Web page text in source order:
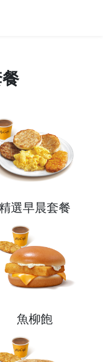
選早晨套餐
魚柳飽